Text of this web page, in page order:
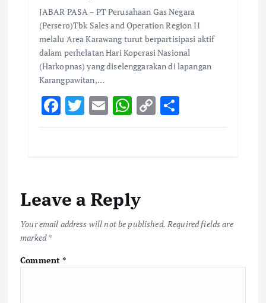
JABAR PASA – PT Perusahaan Gas Negara
(Persero)Tbk Sales and Operation Region II
melalu Area Karawang turut berpartisipasi aktif
dalam perhelatan Hari Koperasi Nasional
(Harkopnas) yang diselenggarakan di lapangan
Karangpawitan,…
F
ac
o
k
T
w
E
m
W
h
p
p
C
o
k
S
h
Leave a Reply
Your email address will not be published. Required fields are
marked*
Comment*